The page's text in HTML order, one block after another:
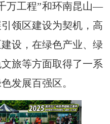
万工程”和环南昆山—
领区建设为契机，高
设，在绿色产业、绿
旅等方面取得了一系
发展百强区。